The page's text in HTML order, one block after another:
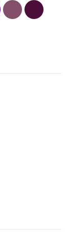
Figue
givrée
Prune
(Violet)